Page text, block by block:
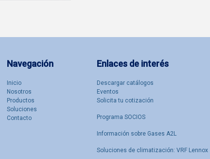
Enlaces de interés
Descargar catálogos
Eventos
Solicita tu cotización
Programa SOCIOS
Información sobre Gases A2L
Soluciones de climatización: VRF Lennox
Navegación
Inicio
Nosotro​s
Productos
Soluciones
Contacto